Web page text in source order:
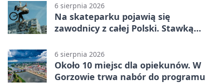
6 sierpnia 2026
Na skateparku pojawią się
zawodnicy z całej Polski. Stawką
6 sierpnia 2026
Około 10 miejsc dla opiekunów. W
Gorzowie trwa nabór do programu